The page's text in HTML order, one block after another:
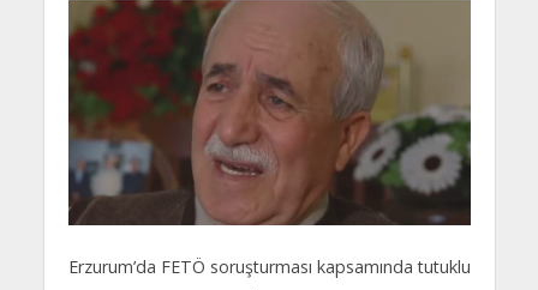
Erzurum’da FETÖ soruşturması kapsamında tutuklu